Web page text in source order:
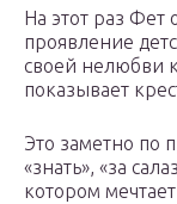
На этот раз Фет
проявление
своей нелюбви
показывает
Это заметно по
«знать», «за
котором